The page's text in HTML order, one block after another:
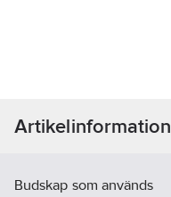
Artikelinformation
Budskap som används